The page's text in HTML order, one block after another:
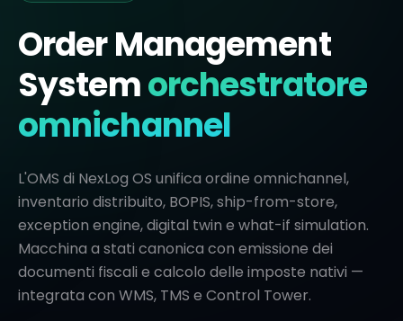
Order Management
Systemorchestratore
omnichannel
L'OMS di NexLog OS unifica ordine omnichannel,
inventario distribuito, BOPIS, ship-from-store,
exception engine, digital twin e what-if simulation.
Macchina a stati canonica con emissione dei
documenti fiscali e calcolo delle imposte nativi —
integrata con WMS, TMS e Control Tower.